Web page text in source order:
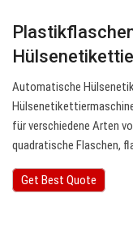
Automatische
für verschiedene Arten
quadratische Flaschen,
Get Best Quote